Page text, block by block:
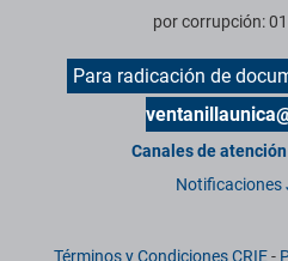
por corrupción:
Para radicación de
Canales de
Notificaciones
Términos y Condiciones CRIE-